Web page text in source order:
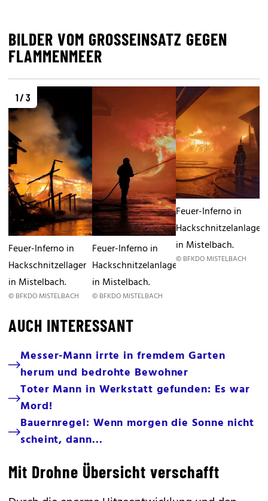
BILDER VOM GROSSEINSATZ GEGEN F
LAMMENMEER
1 / 3
Feuer-Inferno in
Hackschnitzellager
in Mistelbach.
© BFKDO MISTELBACH
Feuer-Inferno in
Hackschnitzelanlage
in Mistelbach.
© BFKDO MISTELBACH
Feuer-Inferno in
Hackschnitzelanlage
in Mistelbach.
© BFKDO MISTELBACH
AUCH INTERESSANT
Messer-Mann irrte in fremdem Garten
herum und bedrohte Bewohner
Toter Mann in Werkstatt gefunden: Es war
Mord!
Bauernregel: Wenn morgen die Sonne nicht
scheint, dann...
Mit Drohne Übersicht verschafft